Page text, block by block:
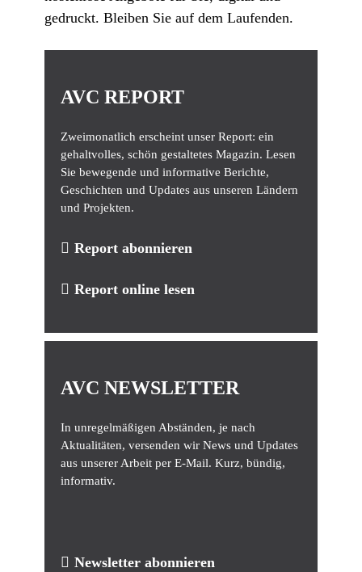
gedruckt. Bleiben Sie auf dem Laufenden.
AVC REPORT
Zweimonatlich erscheint unser Report: ein
gehaltvolles, schön gestaltetes Magazin. Lesen
Sie bewegende und informative Berichte,
Geschichten und Updates aus unseren Ländern
und Projekten.
Report abonnieren
Report online lesen
AVC NEWSLETTER
In unregelmäßigen Abständen, je nach
Aktualitäten, versenden wir News und Updates
aus unserer Arbeit per E-Mail. Kurz, bündig,
informativ.
Newsletter abonnieren